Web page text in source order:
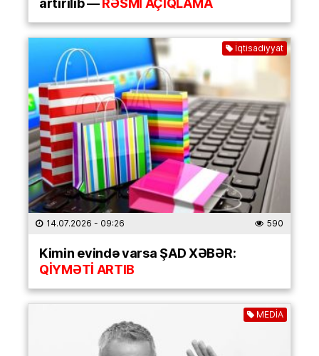
İqtisadiyyat
14.07.2026 - 09:26 590
Kimin evində varsa ŞAD XƏBƏR:
QİYMƏTİ ARTIB
MEDİA